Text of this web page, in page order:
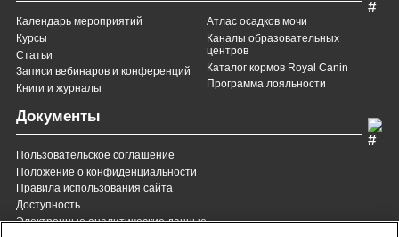
Календарь мероприятий
Курсы
Статьи
Записи вебинаров и конференций
Книги и журналы
Атлас осадков мочи
Каналы образовательных
центров
Каталог кормов Royal Canin
Программа лояльности
Документы
Пользовательское соглашение
Положение о конфиденциальности
Правила использования сайта
Доступность
Электронные аналитические данные